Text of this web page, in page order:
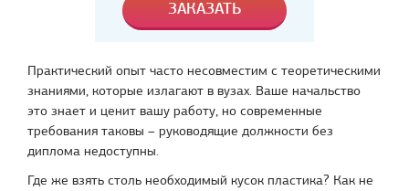
Практический опыт часто несовместим с теоретическими
знаниями, которые излагают в вузах. Ваше начальство
это знает и ценит вашу работу, но современные
требования таковы – руководящие должности без
диплома недоступны.
Где же взять столь необходимый кусок пластика? Как не